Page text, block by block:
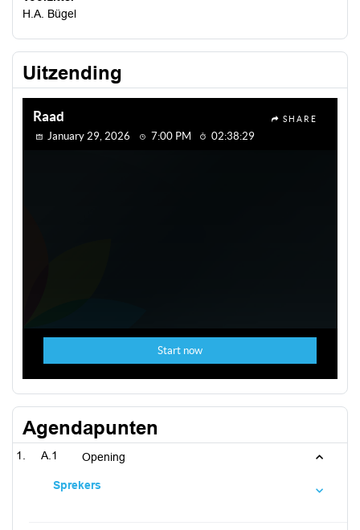
H.A. Bügel
Uitzending
Agendapunten
A.1 Opening
Sprekers